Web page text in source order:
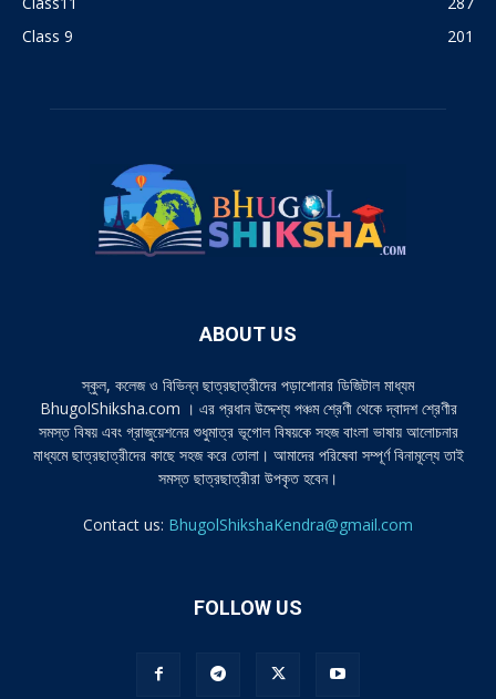
Class 9
201
ABOUT US
স্কুল, কলেজ ও বিভিন্ন ছাত্রছাত্রীদের পড়াশোনার ডিজিটাল মাধ্যম
BhugolShiksha.com । এর প্রধান উদ্দেশ্য পঞ্চম শ্রেণী থেকে দ্বাদশ শ্রেণীর
সমস্ত বিষয় এবং গ্রাজুয়েশনের শুধুমাত্র ভূগোল বিষয়কে সহজ বাংলা ভাষায় আলোচনার
মাধ্যমে ছাত্রছাত্রীদের কাছে সহজ করে তোলা। আমাদের পরিষেবা সম্পূর্ণ বিনামূল্যে তাই
সমস্ত ছাত্রছাত্রীরা উপকৃত হবেন।
Contact us: BhugolShikshaKendra@gmail.com
FOLLOW US